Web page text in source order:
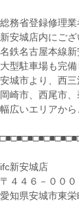
総務省登録修理
新安城店内にござ
名鉄名古屋本線新
大型駐車場も完
安城市より、西三
岡崎市、西尾市
幅広いエリアから
ifc新安城店
〒４４６－０００
愛知県安城市東